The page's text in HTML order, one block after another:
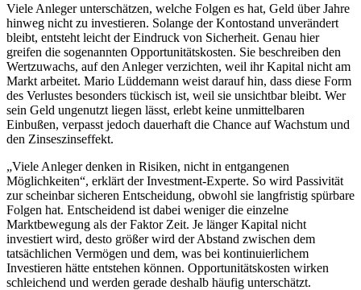
Viele Anleger unterschätzen, welche Folgen es hat, Geld über Jahre
hinweg nicht zu investieren. Solange der Kontostand unverändert
bleibt, entsteht leicht der Eindruck von Sicherheit. Genau hier
greifen die sogenannten Opportunitätskosten. Sie beschreiben den
Wertzuwachs, auf den Anleger verzichten, weil ihr Kapital nicht am
Markt arbeitet. Mario Lüddemann weist darauf hin, dass diese Form
des Verlustes besonders tückisch ist, weil sie unsichtbar bleibt. Wer
sein Geld ungenutzt liegen lässt, erlebt keine unmittelbaren
Einbußen, verpasst jedoch dauerhaft die Chance auf Wachstum und
den Zinseszinseffekt.
„Viele Anleger denken in Risiken, nicht in entgangenen
Möglichkeiten“, erklärt der Investment-Experte. So wird Passivität
zur scheinbar sicheren Entscheidung, obwohl sie langfristig spürbare
Folgen hat. Entscheidend ist dabei weniger die einzelne
Marktbewegung als der Faktor Zeit. Je länger Kapital nicht
investiert wird, desto größer wird der Abstand zwischen dem
tatsächlichen Vermögen und dem, was bei kontinuierlichem
Investieren hätte entstehen können. Opportunitätskosten wirken
schleichend und werden gerade deshalb häufig unterschätzt.